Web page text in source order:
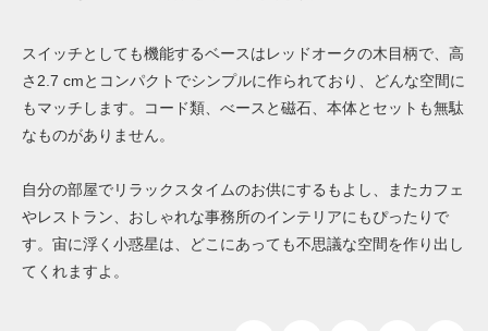
スイッチとしても機能するベースはレッドオークの木目柄で、高
さ2.7 cmとコンパクトでシンプルに作られており、どんな空間に
もマッチします。コード類、べースと磁石、本体とセットも無駄
なものがありません。
自分の部屋でリラックスタイムのお供にするもよし、またカフェ
やレストラン、おしゃれな事務所のインテリアにもぴったりで
す。宙に浮く小惑星は、どこにあっても不思議な空間を作り出し
てくれますよ。